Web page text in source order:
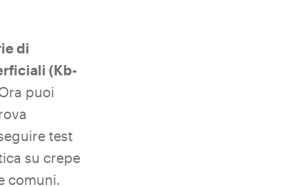
di
(Kb-
puoi
test
su crepe
comuni.